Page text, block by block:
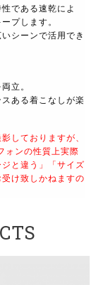
である速乾によ
プします。
シーンで活用でき
立。
ある着こなしが楽
しておりますが、
ォンの性質上実際
ジと違う」「サイズ
け致しかねますの